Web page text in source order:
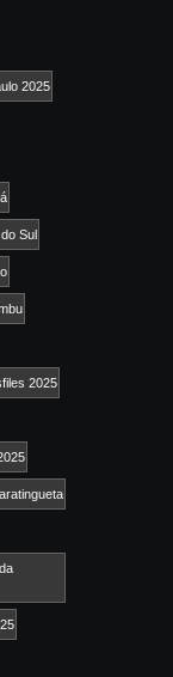
2025
Sul
2025